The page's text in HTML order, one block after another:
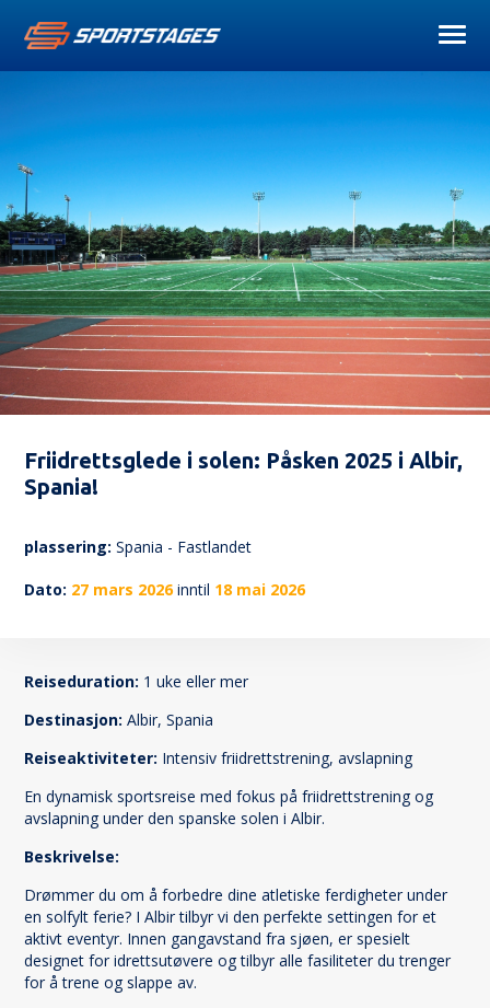
Friidrettsglede i solen: Påsken 2025 i Albir,
Spania!
plassering: Spania - Fastlandet
Dato: 27 mars 2026inntil 18 mai 2026
Reiseduration: 1 uke eller mer
Destinasjon: Albir, Spania
Reiseaktiviteter: Intensiv friidrettstrening, avslapning
En dynamisk sportsreise med fokus på friidrettstrening og
avslapning under den spanske solen i Albir.
Beskrivelse:
Drømmer du om å forbedre dine atletiske ferdigheter under
en solfylt ferie? I Albir tilbyr vi den perfekte settingen for et
aktivt eventyr. Innen gangavstand fra sjøen, er spesielt
designet for idrettsutøvere og tilbyr alle fasiliteter du trenger
for å trene og slappe av.